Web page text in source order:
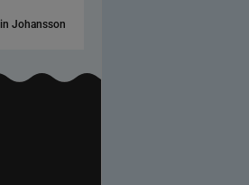
Johansson